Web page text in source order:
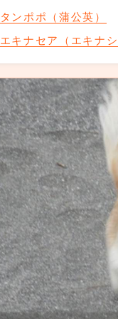
タンポポ（蒲公英）
エキナセア（エキナ